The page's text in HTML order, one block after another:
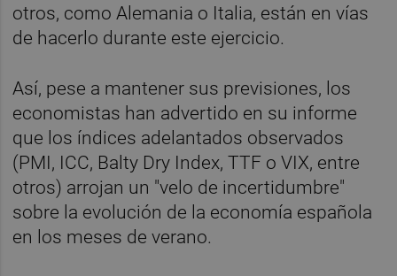
otros, como Alemania o Italia, están en vías
de hacerlo durante este ejercicio.
Así, pese a mantener sus previsiones, los
economistas han advertido en su informe
que los índices adelantados observados
(PMI, ICC, Balty Dry Index, TTF o VIX, entre
otros) arrojan un "velo de incertidumbre"
sobre la evolución de la economía española
en los meses de verano.